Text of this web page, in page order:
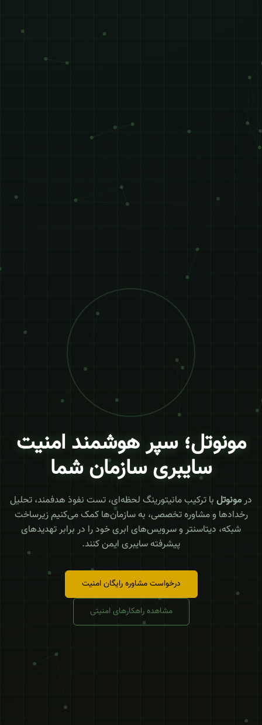
مونوتل؛ سپر هوشمند امنیت
سایبری سازمان شما
درمونوتل با ترکیب مانیتورینگ لحظه‌ای، تست نفوذ هدفمند، تحلیل
رخدادها و مشاوره تخصصی، به سازمان‌ها کمک می‌کنیم زیرساخت
شبکه، دیتاسنتر و سرویس‌های ابری خود را در برابر تهدیدهای
پیشرفته سایبری ایمن کنند.
درخواست مشاوره رایگان امنیت
مشاهده راهکارهای امنیتی